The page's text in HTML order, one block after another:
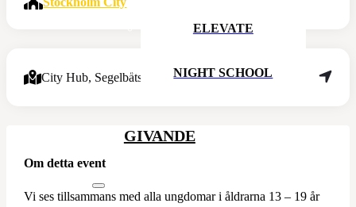
ELEVATE
NIGHT SCHOOL
GIVANDE
City Hub, Segelbåtsvägen 15
Om detta event
Vi ses tillsammans med alla ungdomar i åldrarna 13 – 19 år